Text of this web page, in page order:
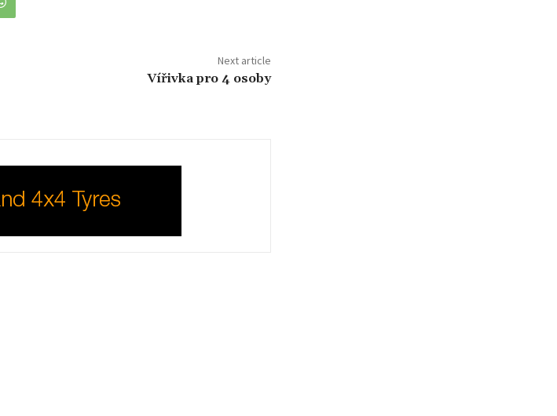
Next article
Vířivka pro 4 osoby